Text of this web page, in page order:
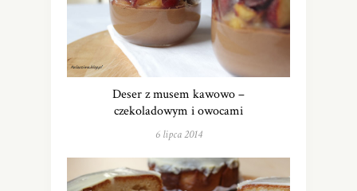
Deser z musem kawowo –
czekoladowym i owocami
6 lipca 2014